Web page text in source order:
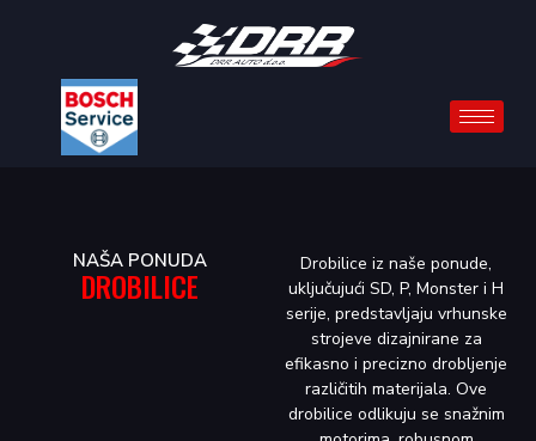
NAŠA PONUDA
DROBILICE
Drobilice iz naše ponude,
uključujući SD, P, Monster i H
serije, predstavljaju vrhunske
strojeve dizajnirane za
efikasno i precizno drobljenje
različitih materijala. Ove
drobilice odlikuju se snažnim